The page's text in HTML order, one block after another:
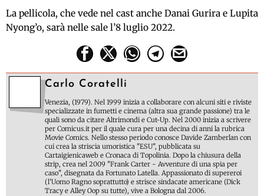
La pellicola, che vede nel cast anche Danai Gurira e Lupita
Nyong’o, sarà nelle sale l’8 luglio 2022.
Carlo Coratelli
Venezia, (1979). Nel 1999 inizia a collaborare con alcuni siti e riviste
specializzate in fumetti e cinema (altra sua grande passione) tra le
quali sono da citare Altrimondi e Cut-Up. Nel 2000 inizia a scrivere
per Comicus.it per il quale cura per una decina di anni la rubrica
Movie Comics. Nello stesso periodo conosce Davide Zamberlan con
cui crea la striscia umoristica "ESU", pubblicata su
Cartaigienicaweb e Cronaca di Topolinia. Dopo la chiusura della
strip, crea nel 2009 "Frank Carter - Avventure di una spia per
caso", disegnata da Fortunato Latella. Appassionato di supereroi
(l'Uomo Ragno soprattutto) e strisce sindacate americane (Dick
Tracy e Alley Oop su tutte), vive a Bologna dal 2006.